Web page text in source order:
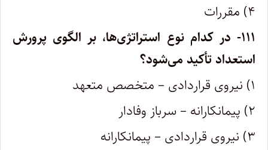
۴) مقررات
۱۱۱- در کدام نوع استراتژی‌ها، بر الگوی پرورش
استعداد تأکید می‌شود؟
۱) نیروی قراردادی – متخصص متعهد
۲) پیمانکارانه – سرباز وفادار
۳) نیروی قراردادی – پیمانکارانه